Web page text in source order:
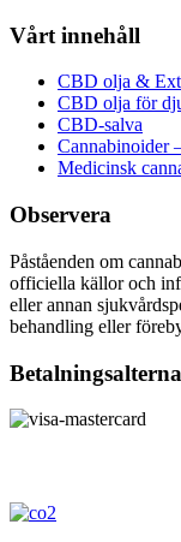
Vårt innehåll
CBD olja &
CBD olja för
CBD-salva
Cannabinoider
Medicinsk
Observera
Påståenden om
officiella källor och
eller annan
behandling eller